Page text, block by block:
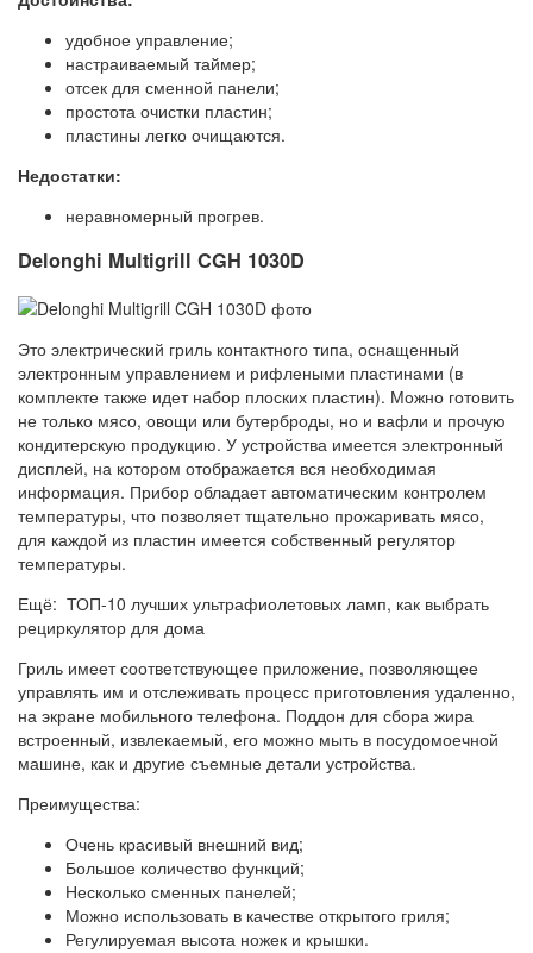
удобное управление;
настраиваемый таймер;
отсек для сменной панели;
простота очистки пластин;
пластины легко очищаются.
Недостатки:
неравномерный прогрев.
Delonghi Multigrill CGH 1030D
Это электрический гриль контактного типа, оснащенный
электронным управлением и рифлеными пластинами (в
комплекте также идет набор плоских пластин). Можно готовить
не только мясо, овощи или бутерброды, но и вафли и прочую
кондитерскую продукцию. У устройства имеется электронный
дисплей, на котором отображается вся необходимая
информация. Прибор обладает автоматическим контролем
температуры, что позволяет тщательно прожаривать мясо,
для каждой из пластин имеется собственный регулятор
температуры.
Ещё: ТОП-10 лучших ультрафиолетовых ламп, как выбрать
рециркулятор для дома
Гриль имеет соответствующее приложение, позволяющее
управлять им и отслеживать процесс приготовления удаленно,
на экране мобильного телефона. Поддон для сбора жира
встроенный, извлекаемый, его можно мыть в посудомоечной
машине, как и другие съемные детали устройства.
Преимущества:
Очень красивый внешний вид;
Большое количество функций;
Несколько сменных панелей;
Можно использовать в качестве открытого гриля;
Регулируемая высота ножек и крышки.